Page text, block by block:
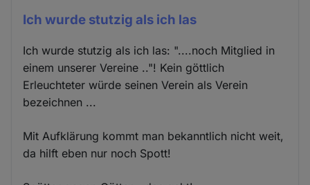
Ich wurde stutzig als ich las
Ich wurde stutzig als ich las: "....noch Mitglied in
einem unserer Vereine .."! Kein göttlich
Erleuchteter würde seinen Verein als Verein
bezeichnen ...
Mit Aufklärung kommt man bekanntlich nicht weit,
da hilft eben nur noch Spott!